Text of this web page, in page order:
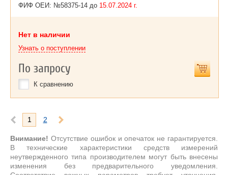
ФИФ ОЕИ: №58375-14 до 15.07.2024 г.
Нет в наличии
Узнать о поступлении
По запросу
К сравнению
1 2
Внимание! Отсутствие ошибок и опечаток не гарантируется.
В технические характеристики средств измерений
неутвержденного типа производителем могут быть внесены
изменения без предварительного уведомления.